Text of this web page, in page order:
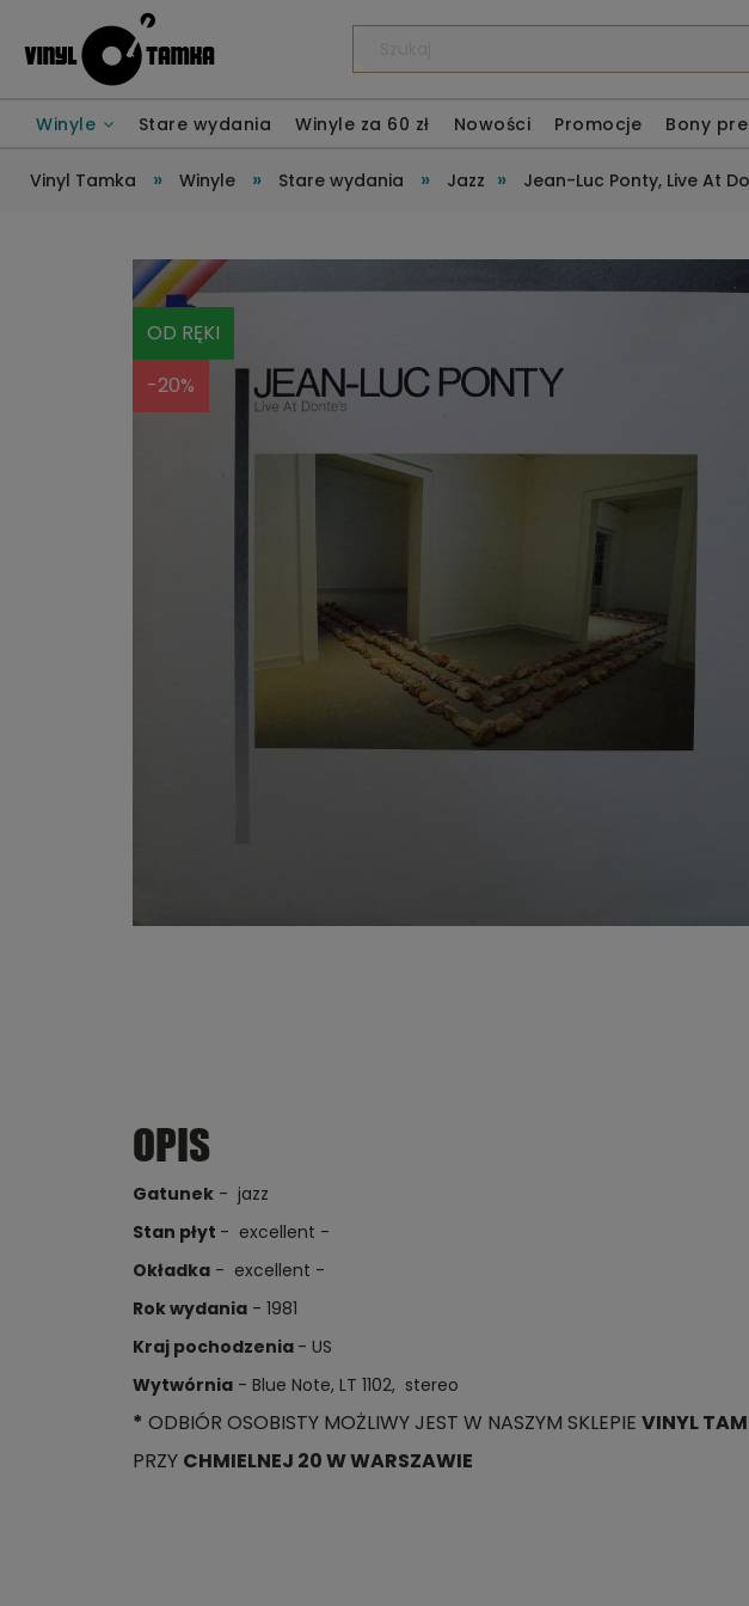
Winyle Stare wydania Winyle za 60 zł Nowości Promocje Bony
Vinyl Tamka » Winyle » Stare wydania » Jazz » Jean-Luc Ponty, Live At
OD RĘKI
-20%
OPIS
Gatunek- jazz
Stan płyt - excellent -
Okładka- excellent -
Rok wydania- 1981
Kraj pochodzenia - US
Wytwórnia- Blue Note, LT 1102, stereo
* ODBIÓR OSOBISTY MOŻLIWY JEST W NASZYM SKLEPIE VINYL
PRZY CHMIELNEJ 20 W WARSZAWIE